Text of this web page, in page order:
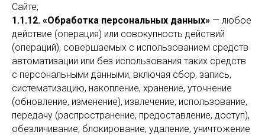
Сайте;
1.1.12. «Обработка персональных данных» — любое
действие (операция) или совокупность действий
(операций), совершаемых с использованием средств
автоматизации или без использования таких средств
с персональными данными, включая сбор, запись,
систематизацию, накопление, хранение, уточнение
(обновление, изменение), извлечение, использование,
передачу (распространение, предоставление, доступ),
обезличивание, блокирование, удаление, уничтожение